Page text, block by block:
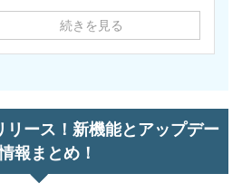
続きを見る
ース！新機能とアップデー
報まとめ！